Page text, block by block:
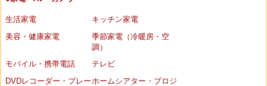
生活家電
キッチン家電
美容・健康家電
季節家電（冷暖房・空
調）
モバイル・携帯電話
テレビ
DVDレコーダー・プレー ホームシアター・プロジ